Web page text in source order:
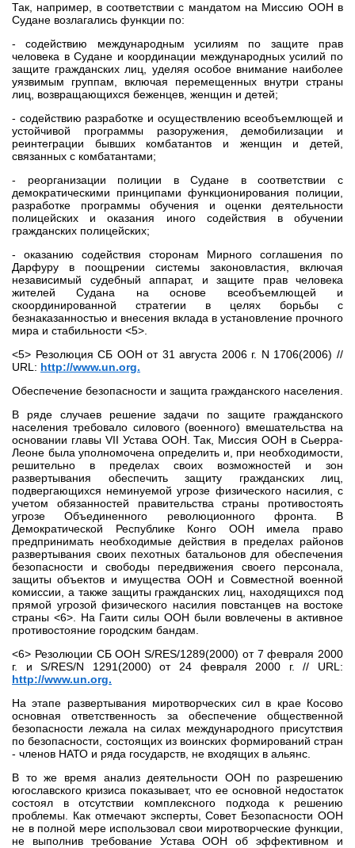
Так, например, в соответствии с мандатом на Миссию ООН в
Судане возлагались функции по:
- содействию международным усилиям по защите прав
человека в Судане и координации международных усилий по
защите гражданских лиц, уделяя особое внимание наиболее
уязвимым группам, включая перемещенных внутри страны
лиц, возвращающихся беженцев, женщин и детей;
- содействию разработке и осуществлению всеобъемлющей и
устойчивой программы разоружения, демобилизации и
реинтеграции бывших комбатантов и женщин и детей,
связанных с комбатантами;
- реорганизации полиции в Судане в соответствии с
демократическими принципами функционирования полиции,
разработке программы обучения и оценки деятельности
полицейских и оказания иного содействия в обучении
гражданских полицейских;
- оказанию содействия сторонам Мирного соглашения по
Дарфуру в поощрении системы законовластия, включая
независимый судебный аппарат, и защите прав человека
жителей Судана на основе всеобъемлющей и
скоординированной стратегии в целях борьбы с
безнаказанностью и внесения вклада в установление прочного
мира и стабильности <5>.
<5> Резолюция СБ ООН от 31 августа 2006 г. N 1706(2006) //
URL: http://www.un.org.
Обеспечение безопасности и защита гражданского населения.
В ряде случаев решение задачи по защите гражданского
населения требовало силового (военного) вмешательства на
основании главы VII Устава ООН. Так, Миссия ООН в Сьерра-
Леоне была уполномочена определить и, при необходимости,
решительно в пределах своих возможностей и зон
развертывания обеспечить защиту гражданских лиц,
подвергающихся неминуемой угрозе физического насилия, с
учетом обязанностей правительства страны противостоять
угрозе Объединенного революционного фронта. В
Демократической Республике Конго ООН имела право
предпринимать необходимые действия в пределах районов
развертывания своих пехотных батальонов для обеспечения
безопасности и свободы передвижения своего персонала,
защиты объектов и имущества ООН и Совместной военной
комиссии, а также защиты гражданских лиц, находящихся под
прямой угрозой физического насилия повстанцев на востоке
страны <6>. На Гаити силы ООН были вовлечены в активное
противостояние городским бандам.
<6> Резолюции СБ ООН S/RES/1289(2000) от 7 февраля 2000
г. и S/RES/N 1291(2000) от 24 февраля 2000 г. // URL:
http://www.un.org.
На этапе развертывания миротворческих сил в крае Косово
основная ответственность за обеспечение общественной
безопасности лежала на силах международного присутствия
по безопасности, состоящих из воинских формирований стран
- членов НАТО и ряда государств, не входящих в альянс.
В то же время анализ деятельности ООН по разрешению
югославского кризиса показывает, что ее основной недостаток
состоял в отсутствии комплексного подхода к решению
проблемы. Как отмечают эксперты, Совет Безопасности ООН
не в полной мере использовал свои миротворческие функции,
не выполнив требование Устава ООН об эффективном и